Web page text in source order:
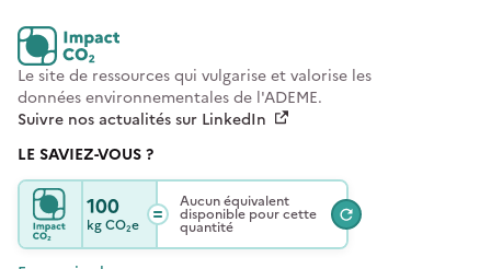
Le site de ressources qui vulgarise et valorise les
données environnementales de l'ADEME.
Suivre nos actualités sur LinkedIn
LE SAVIEZ-VOUS ?
100
kgCO₂e
Aucun équivalent
disponible pour cette
quantité